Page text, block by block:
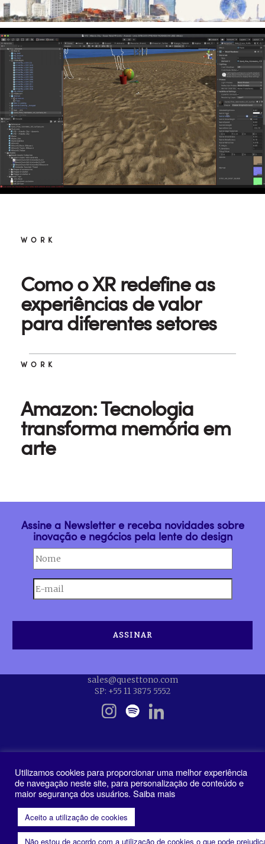
WORK
Como o XR redefine as
experiências de valor
para diferentes setores
WORK
Amazon: Tecnologia
transforma memória em
arte
Assine a Newsletter e receba novidades sobre
inovação e negócios pela lente do design
sales@questtono.com
SP: +55 11 3875 5552
Política de Privacidade
Utilizamos cookies para proporcionar uma melhor experiência
de navegação neste site, para personalização de conteúdo e
maior segurança dos usuários. Saiba mais
Aceito a utilização de cookies
Não estou de acordo com a utilização de cookies o que pode